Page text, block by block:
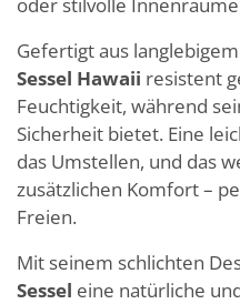
Gefertigt aus
Sessel Hawaii resistent
Feuchtigkeit, während
Sicherheit bietet. Eine
das Umstellen, und das
zusätzlichen Komfort –
Freien.
Mit seinem schlichten
Sessel eine natürliche